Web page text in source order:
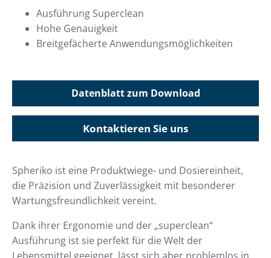
Ausführung Superclean
Hohe Genauigkeit
Breitgefächerte Anwendungsmöglichkeiten
Datenblatt zum Download
Kontaktieren Sie uns
Spheriko ist eine Produktwiege- und Dosiereinheit,
die Präzision und Zuverlässigkeit mit besonderer
Wartungsfreundlichkeit vereint.
Dank ihrer Ergonomie und der „superclean“
Ausführung ist sie perfekt für die Welt der